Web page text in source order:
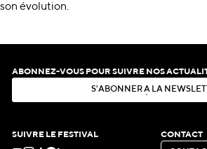
son évolution.
ABONNEZ-VOUS POUR SUIVRE NOS
S'ABON N ER À LA N EWSLE
SUIVRE LE FESTIVAL CONTACT